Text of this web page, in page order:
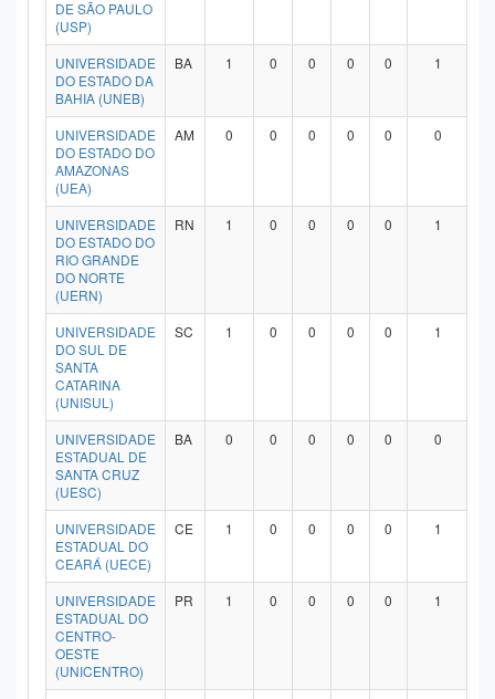
DE SÃO PAULO
(USP)
UNIVERSIDADE
DO ESTADO DA
BAHIA (UNEB)
BA 1 0 0 0 0 1
UNIVERSIDADE
DO ESTADO DO
AMAZONAS
(UEA)
AM 0 0 0 0 0 0
UNIVERSIDADE
DO ESTADO DO
RIO GRANDE
DO NORTE
(UERN)
RN 1 0 0 0 0 1
UNIVERSIDADE
DO SUL DE
SANTA
CATARINA
(UNISUL)
SC 1 0 0 0 0 1
UNIVERSIDADE
ESTADUAL DE
SANTA CRUZ
(UESC)
BA 0 0 0 0 0 0
UNIVERSIDADE
ESTADUAL DO
CEARÁ (UECE)
CE 1 0 0 0 0 1
UNIVERSIDADE
ESTADUAL DO
CENTRO-
OESTE
(UNICENTRO)
PR 1 0 0 0 0 1